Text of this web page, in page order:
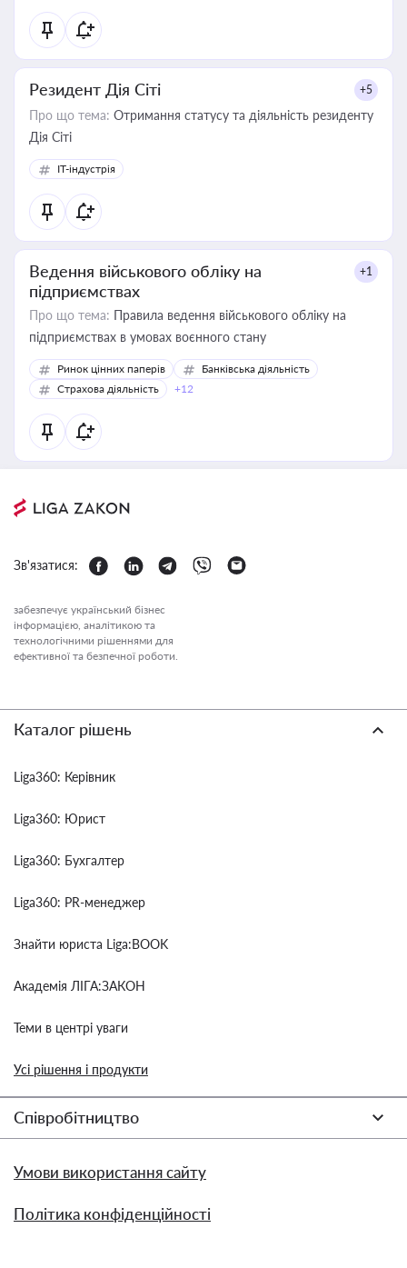
Резидент Дія Сіті +5
Про що тема: Отримання статусу та діяльність резиденту
Дія Сіті
IT-індустрія
Ведення військового обліку на
підприємствах
+1
Про що тема: Правила ведення військового обліку на
підприємствах в умовах воєнного стану
Ринок цінних паперів
Банківська діяльність
Страхова діяльність
+12
Зв'язатися:
забезпечує український бізнес
інформацією, аналітикою та
технологічними рішеннями для
ефективної та безпечної роботи.
Каталог рішень
Liga360: Керівник
Liga360: Юрист
Liga360: Бухгалтер
Liga360: PR-менеджер
Знайти юриста Liga:BOOK
Академія ЛІГА:ЗАКОН
Теми в центрі уваги
Усі рішення і продукти
Співробітництво
Умови використання сайту
Політика конфіденційності